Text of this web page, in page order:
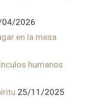
2026
en la mesa
humanos
25/11/2025